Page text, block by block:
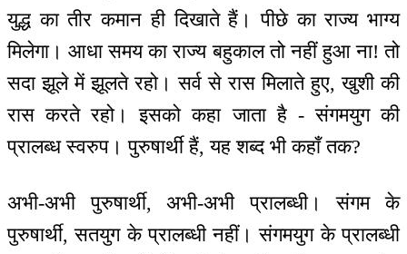
युद्ध का तीर कमान ही दिखाते हैं। पीछे का राज्य भाग्य
मिलेगा। आधा समय का राज्य बहुकाल तो नहीं हुआ ना! तो
सदा झूले में झूलते रहो। सर्व से रास मिलाते हुए, खुशी की
रास करते रहो। इसको कहा जाता है - संगमयुग की
प्रालब्ध स्वरुप। पुरुषार्थी हैं, यह शब्द भी कहाँ तक?
अभी-अभी पुरुषार्थी, अभी-अभी प्रालब्धी। संगम के
पुरुषार्थी, सतयुग के प्रालब्धी नहीं। संगमयुग के प्रालब्धी